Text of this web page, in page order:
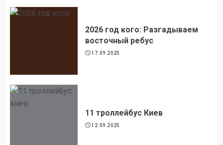
2026 год кого: Разгадываем
восточный ребус
17.09.2025
11 троллейбус Киев
12.09.2025